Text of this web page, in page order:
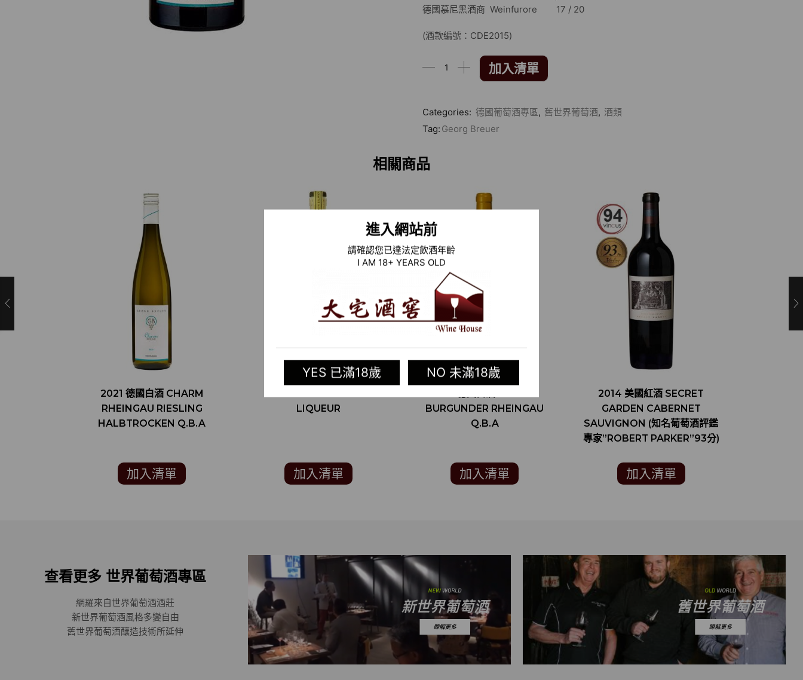
進入網站前
請確認您已達法定飲酒年齡
I AM 18+ YEARS OLD
YES 已滿18歲 NO 未滿18歲
德國慕尼黑酒商 Weinfurore 17 / 20
(酒款編號：CDE2015)
加入清單
Categories: 德國葡萄酒專區, 舊世界葡萄酒, 酒類
Tag: Georg Breuer
相關商品
2021 德國白酒 CHARM
RHEINGAU RIESLING
HALBTROCKEN Q.B.A
加入清單
LIQUEUR
加入清單
BURGUNDER RHEINGAU
Q.B.A
加入清單
2014 美國紅酒 SECRET
GARDEN CABERNET
SAUVIGNON (知名葡萄酒評鑑
專家”ROBERT PARKER”93分)
加入清單
查看更多 世界葡萄酒專區
網羅來自世界葡萄酒酒莊
新世界葡萄酒風格多變自由
舊世界葡萄酒釀造技術所延伸